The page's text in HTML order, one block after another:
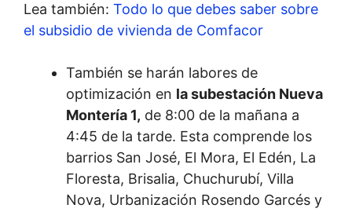
Lea también: Todo lo que debes saber sobre
el subsidio de vivienda de Comfacor
También se harán labores de
optimización en la subestación Nueva
Montería 1, de 8:00 de la mañana a
4:45 de la tarde. Esta comprende los
barrios San José, El Mora, El Edén, La
Floresta, Brisalia, Chuchurubí, Villa
Nova, Urbanización Rosendo Garcés y